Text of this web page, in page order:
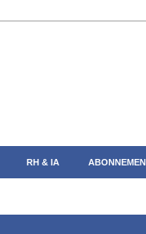
RH & IA